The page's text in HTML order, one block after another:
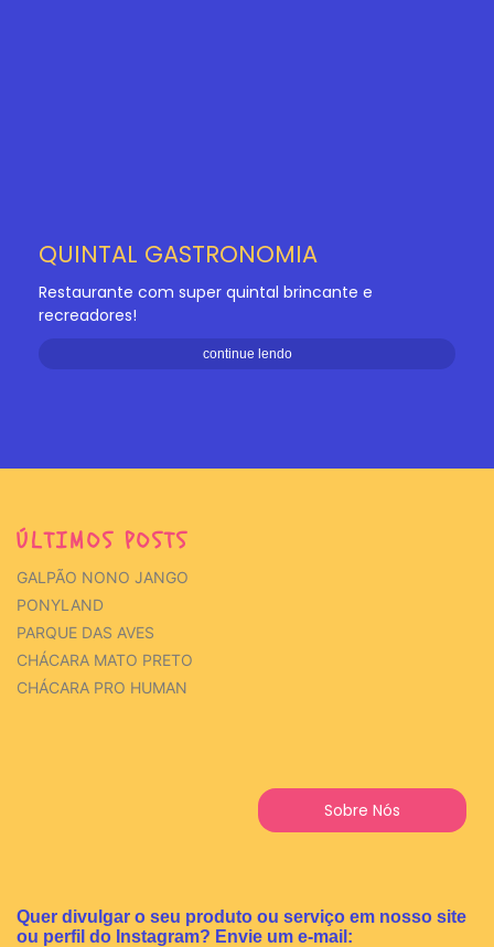
QUINTAL GASTRONOMIA
Restaurante com super quintal brincante e
recreadores!
continue lendo
ÚLTIMOS POSTS
GALPÃO NONO JANGO
PONYLAND
PARQUE DAS AVES
CHÁCARA MATO PRETO
CHÁCARA PRO HUMAN
Sobre Nós
Quer divulgar o seu produto ou serviço em nosso site
ou perfil do Instagram? Envie um e-mail: